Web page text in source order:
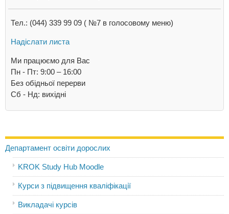
Тел.: (044) 339 99 09 ( №7 в голосовому меню)
Надіслати листа
Ми працюємо для Вас
Пн - Пт: 9:00 – 16:00
Без обідньої перерви
Cб - Нд: вихідні
Департамент освіти дорослих
KROK Study Hub Moodle
Курси з підвищення кваліфікації
Викладачі курсів